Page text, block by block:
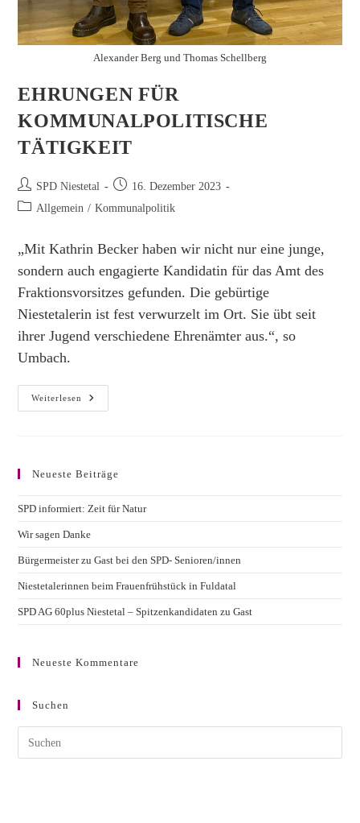
Alexander Berg und Thomas Schellberg
EHRUNGEN FÜR
KOMMUNALPOLITISCHE
TÄTIGKEIT
Beitrags-
Autor:
SPD Niestetal
Beitrag
veröffentlicht:
16. Dezember 2023
Beitrags-
Allgemein / Kommunalpolitik
„Mit Kathrin Becker haben wir nicht nur eine junge,
sondern auch engagierte Kandidatin für das Amt des
Fraktionsvorsitzes gefunden. Die gebürtige
Niestetalerin ist fest verwurzelt im Ort. Sie übt seit
ihrer Jugend verschiedene Ehrenämter aus.“, so
Umbach.
Weiterlesen
Ehrungen
Für
Neueste Beiträge
SPD informiert: Zeit für Natur
Wir sagen Danke
Bürgermeister zu Gast bei den SPD- Senioren/innen
Niestetalerinnen beim Frauenfrühstück in Fuldatal
SPD AG 60plus Niestetal – Spitzenkandidaten zu Gast
Neueste Kommentare
Suchen